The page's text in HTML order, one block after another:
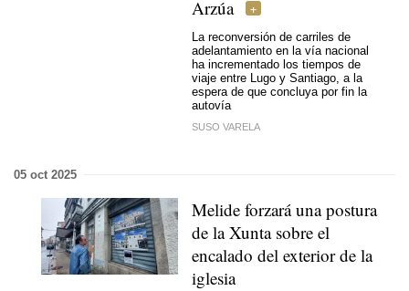
Arzúa
La reconversión de carriles de
adelantamiento en la vía nacional
ha incrementado los tiempos de
viaje entre Lugo y Santiago, a la
espera de que concluya por fin la
autovía
SUSO VARELA
05 oct 2025
Melide forzará una postura
de la Xunta sobre el
encalado del exterior de la
iglesia